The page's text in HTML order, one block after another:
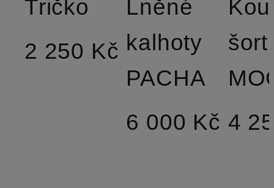
Tričko
2 250 Kč
Lněné
kalhoty
PACHA
6 000 Kč 4